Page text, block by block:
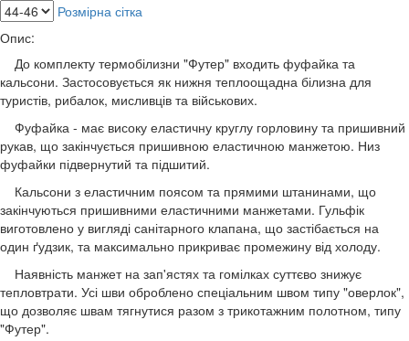
Розмірна сітка
Опис:
До комплекту термобілизни "Футер" входить фуфайка та
кальсони. Застосовується як нижня теплоощадна білизна для
туристів, рибалок, мисливців та військових.
Фуфайка - має високу еластичну круглу горловину та пришивний
рукав, що закінчується пришивною еластичною манжетою. Низ
фуфайки підвернутий та підшитий.
Кальсони з еластичним поясом та прямими штанинами, що
закінчуються пришивними еластичними манжетами. Гульфік
виготовлено у вигляді санітарного клапана, що застібається на
один ґудзик, та максимально прикриває промежину від холоду.
Наявність манжет на зап'ястях та гомілках суттєво знижує
тепловтрати. Усі шви оброблено спеціальним швом типу "оверлок",
що дозволяє швам тягнутися разом з трикотажним полотном, типу
"Футер".